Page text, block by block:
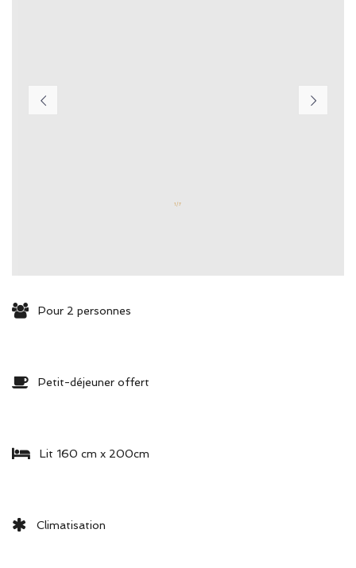
1 / 7
Pour 2 personnes
Petit-déjeuner offert
Lit 160 cm x 200cm
Climatisation